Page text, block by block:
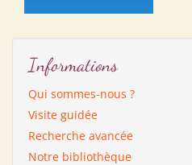
Informations
Qui sommes-nous ?
Visite guidée
Recherche avancée
Notre bibliothèque